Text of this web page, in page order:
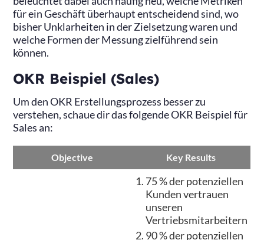
für ein Geschäft überhaupt entscheidend sind, wo
bisher Unklarheiten in der Zielsetzung waren und
welche Formen der Messung zielführend sein
können.
OKR Beispiel (Sales)
Um den OKR Erstellungsprozess besser zu
verstehen, schaue dir das folgende OKR Beispiel für
Sales an:
Objective Key Results
75 % der potenziellen
Kunden vertrauen
unseren
Vertriebsmitarbeitern
90 % der potenziellen